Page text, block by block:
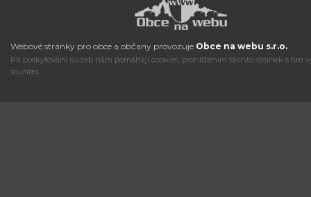
Webové stránky pro obce a občany provozuje Obce na webu s.r.o.
Při poskytování služeb nám pomáhají cookies, prohlížením těchto stránek s tím
souhlas.